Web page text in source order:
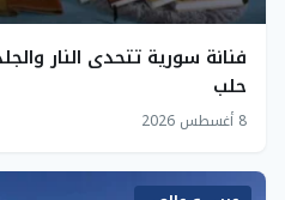
فنانة سورية تتحدى النار
حلب
8 أغسطس 2026